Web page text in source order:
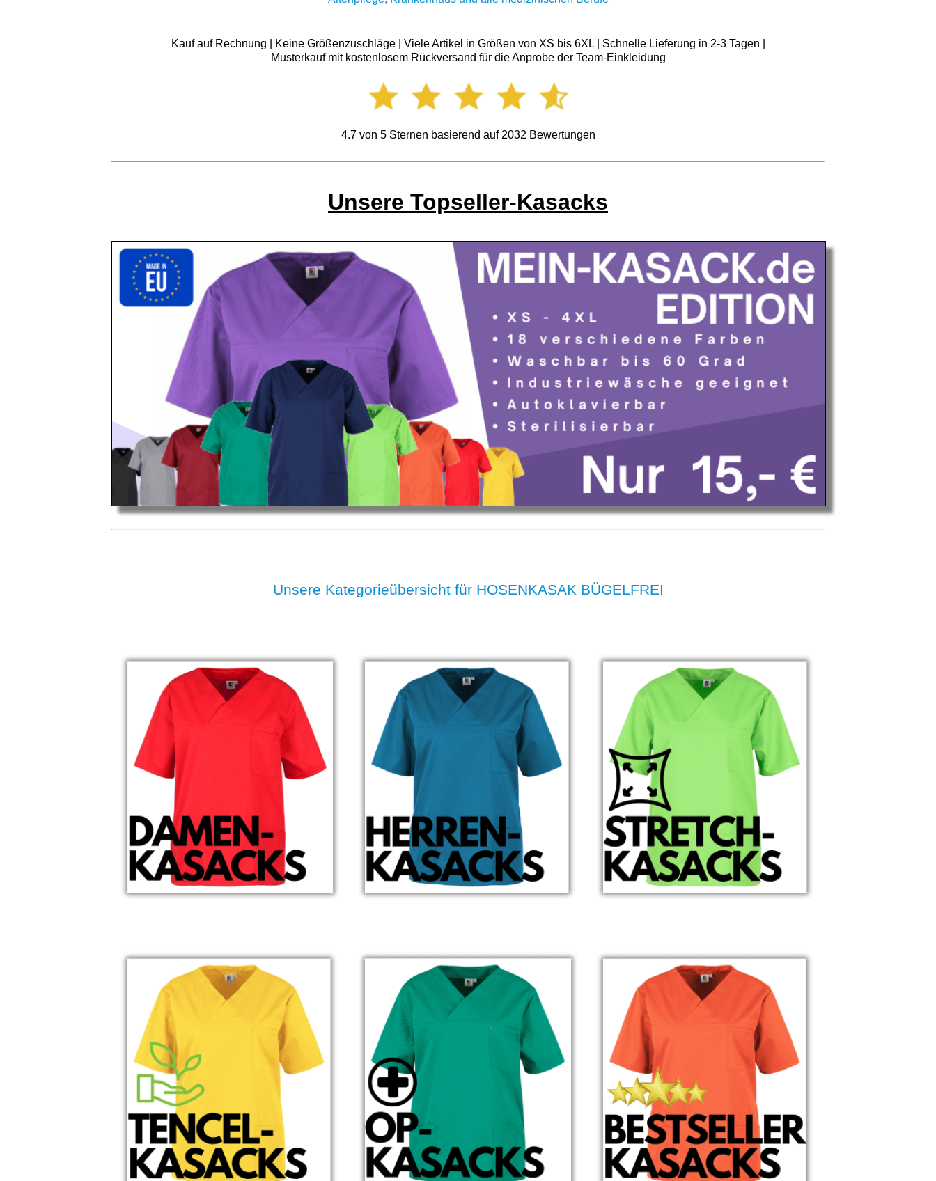
Kauf auf Rechnung | Keine Größenzuschläge | Viele Artikel in Größen von XS bis 6XL | Schnelle Lieferung in 2-3 Tagen |
Musterkauf mit kostenlosem Rückversand für die Anprobe der Team-Einkleidung
4.7von 5Sternen basierend auf 2032 Bewertungen
Unsere Topseller-Kasacks
Unsere Kategorieübersicht für HOSENKASAK BÜGELFREI